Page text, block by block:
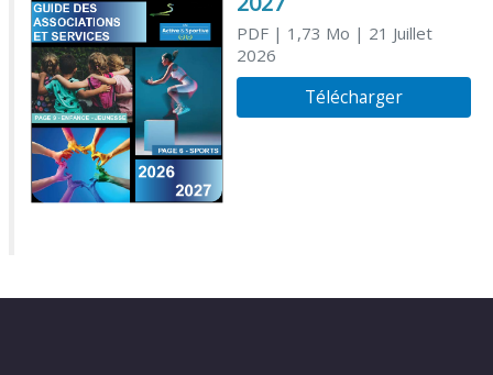
PDF| 1,73 Mo | 21 Juillet
2026
Télécharger